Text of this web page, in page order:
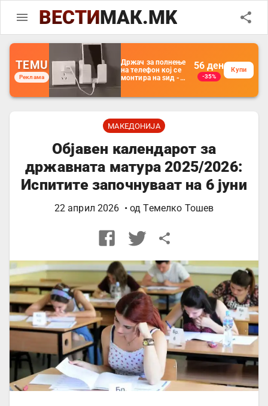
ВЕСТИМАК.MK
TEMU
Реклама
Држач за полнење
на телефон кој се
монтира на ѕид -
организатор за
далечински
управувач
56 ден
-35%
Купи
МАКЕДОНИЈА
Објавен календарот за
државната матура 2025/2026:
Испитите започнуваат на 6 јуни
22 април 2026 • одТемелко Тошев